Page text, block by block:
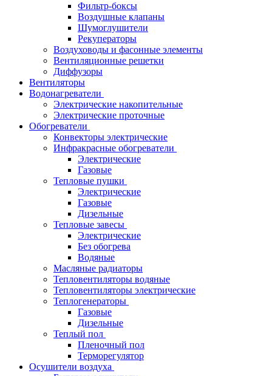
Фильтр-боксы
Воздушные клапаны
Шумоглушители
Рекуператоры
Воздуховоды и фасонные элементы
Вентиляционные решетки
Диффузоры
Вентиляторы
Водонагреватели
Электрические накопительные
Электрические проточные
Обогреватели
Конвекторы электрические
Инфракрасные обогреватели
Электрические
Газовые
Тепловые пушки
Электрические
Газовые
Дизельные
Тепловые завесы
Электрические
Без обогрева
Водяные
Масляные радиаторы
Тепловентиляторы водяные
Тепловентиляторы электрические
Теплогенераторы
Газовые
Дизельные
Теплый пол
Пленочный пол
Терморегулятор
Осушители воздуха